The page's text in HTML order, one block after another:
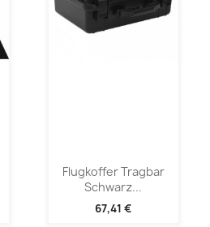
Flugkoffer Tragbar
Schwarz...
67,41 €